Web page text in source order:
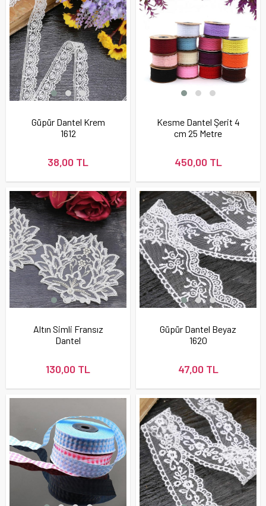
Güpür Dantel Krem
1612
38,00 TL
Kesme Dantel Şerit 4
cm 25 Metre
450,00 TL
Altın Simli Fransız
Dantel
130,00 TL
Güpür Dantel Beyaz
1620
47,00 TL